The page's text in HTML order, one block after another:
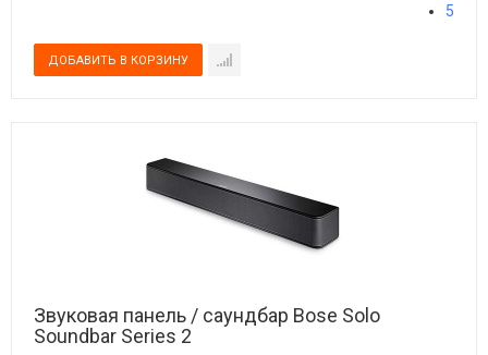
5
Звуковая панель / саундбар Bose Solo
Soundbar Series 2